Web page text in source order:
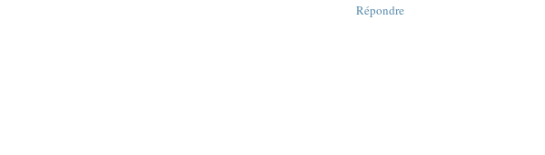
Répondre